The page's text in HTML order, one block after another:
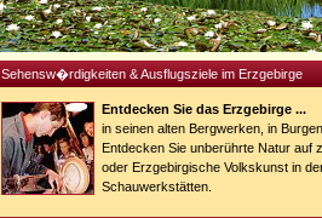
Sehensw�rdigkeiten & Ausflugsziele im Erzgebirge
Entdecken Sie das Erzgebirge ...
in seinen alten Bergwerken, in
Entdecken Sie unberührte Natur auf
oder Erzgebirgische Volkskunst in
Schauwerkstätten.